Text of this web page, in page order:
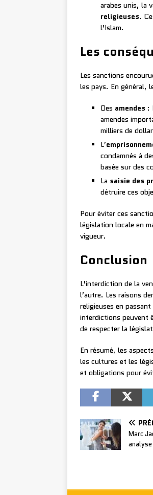
arabes unis, la
religieuses.
l’Islam.
Les
Les sanctions
les pays. En général,
Des amendes :
amendes
milliers de
L’
condamnés à
basée sur des
La saisie des
détruire ces
Pour éviter ces
législation locale en
vigueur.
Conclusion
L’interdiction de la
l’autre. Les raisons
religieuses en
interdictions peuvent
de respecter la
En résumé, les
les cultures et les
et obligations pour
Marc